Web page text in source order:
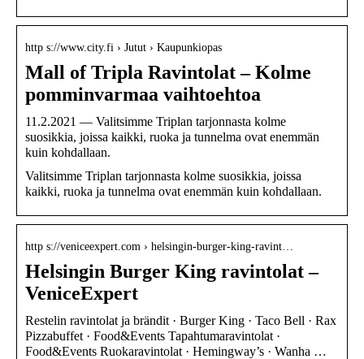
http s://www.city.fi › Jutut › Kaupunkiopas
Mall of Tripla Ravintolat – Kolme
pomminvarmaa vaihtoehtoa
11.2.2021 — Valitsimme Triplan tarjonnasta kolme
suosikkia, joissa kaikki, ruoka ja tunnelma ovat enemmän
kuin kohdallaan.
Valitsimme Triplan tarjonnasta kolme suosikkia, joissa
kaikki, ruoka ja tunnelma ovat enemmän kuin kohdallaan.
http s://veniceexpert.com › helsingin-burger-king-ravint…
Helsingin Burger King ravintolat –
VeniceExpert
Restelin ravintolat ja brändit · Burger King · Taco Bell · Rax
Pizzabuffet · Food&Events Tapahtumaravintolat ·
Food&Events Ruokaravintolat · Hemingway’s · Wanha …